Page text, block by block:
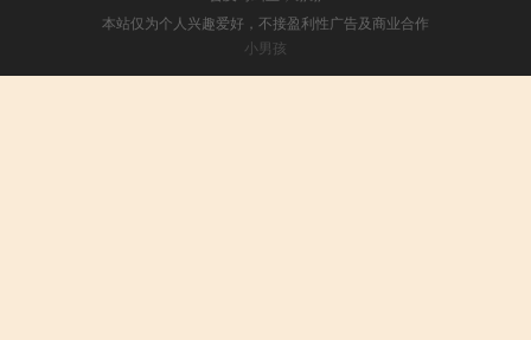
本站仅为个人兴趣爱好，不接盈利性广告及商业合作
小男孩